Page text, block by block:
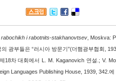
i rabotnits-stakhanovtsev , Moskva:
광부들은 “러시아 방문기”(더햄광부협회,
18차 대회에서 L. M. Kaganovich 연설.; V.
Languages Publishing House, 1939, 342.에